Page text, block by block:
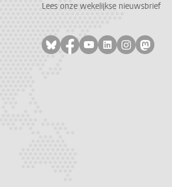
Lees onze wekelijkse nieuwsbrief
Volg ons op bluesky
Volg ons op facebook
Volg ons op
Volg ons op
Volg ons
Volg